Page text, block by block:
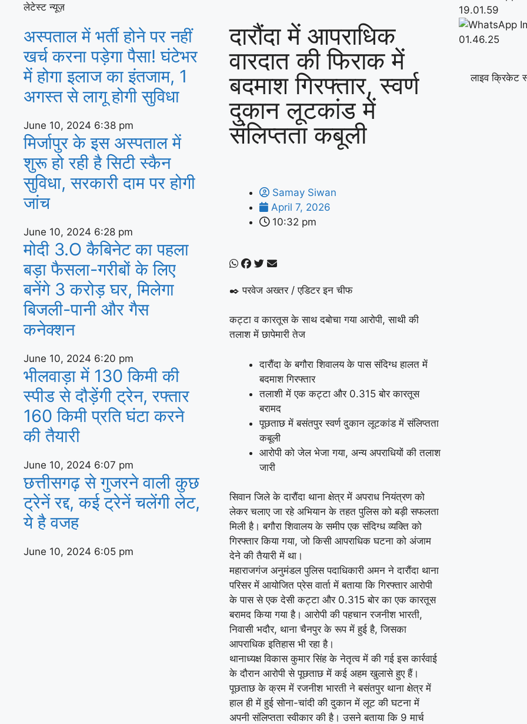
लेटेस्ट न्यूज़
अस्‍पताल में भर्ती होने पर नहीं
खर्च करना पड़ेगा पैसा! घंटेभर
में होगा इलाज का इंतजाम, 1
अगस्‍त से लागू होगी सुविधा
June 10, 2024 6:38 pm
मिर्जापुर के इस अस्पताल में
शुरू हो रही है सिटी स्कैन
सुविधा, सरकारी दाम पर होगी
जांच
June 10, 2024 6:28 pm
मोदी 3.O कैबिनेट का पहला
बड़ा फैसला-गरीबों के ल‍िए
बनेंगे 3 करोड़ घर, म‍िलेगा
बिजली-पानी और गैस
कनेक्‍शन
June 10, 2024 6:20 pm
भीलवाड़ा में 130 किमी की
स्पीड से दौड़ेंगी ट्रेन, रफ्तार
160 किमी प्रति घंटा करने
की तैयारी
June 10, 2024 6:07 pm
छत्तीसगढ़ से गुजरने वाली कुछ
ट्रेनें रद्द, कई ट्रेनें चलेंगी लेट,
ये है वजह
June 10, 2024 6:05 pm
दारौंदा में आपराधिक
वारदात की फिराक में
बदमाश गिरफ्तार, स्वर्ण
दुकान लूटकांड में
संलिप्तता कबूली
Samay Siwan
April 7, 2026
10:32 pm
✒️ परवेज अख्तर / एडिटर इन चीफ
कट्टा व कारतूस के साथ दबोचा गया आरोपी, साथी की
तलाश में छापेमारी तेज
दारौंदा के बगौरा शिवालय के पास संदिग्ध हालत में
बदमाश गिरफ्तार
तलाशी में एक कट्टा और 0.315 बोर कारतूस
बरामद
पूछताछ में बसंतपुर स्वर्ण दुकान लूटकांड में संलिप्तता
कबूली
आरोपी को जेल भेजा गया, अन्य अपराधियों की तलाश
जारी
सिवान जिले के दारौंदा थाना क्षेत्र में अपराध नियंत्रण को
लेकर चलाए जा रहे अभियान के तहत पुलिस को बड़ी सफलता
मिली है। बगौरा शिवालय के समीप एक संदिग्ध व्यक्ति को
गिरफ्तार किया गया, जो किसी आपराधिक घटना को अंजाम
देने की तैयारी में था।
महाराजगंज अनुमंडल पुलिस पदाधिकारी अमन ने दारौंदा थाना
परिसर में आयोजित प्रेस वार्ता में बताया कि गिरफ्तार आरोपी
के पास से एक देसी कट्टा और 0.315 बोर का एक कारतूस
बरामद किया गया है। आरोपी की पहचान रजनीश भारती,
निवासी भदौर, थाना चैनपुर के रूप में हुई है, जिसका
आपराधिक इतिहास भी रहा है।
थानाध्यक्ष विकास कुमार सिंह के नेतृत्व में की गई इस कार्रवाई
के दौरान आरोपी से पूछताछ में कई अहम खुलासे हुए हैं।
पूछताछ के क्रम में रजनीश भारती ने बसंतपुर थाना क्षेत्र में
हाल ही में हुई सोना-चांदी की दुकान में लूट की घटना में
अपनी संलिप्तता स्वीकार की है। उसने बताया कि 9 मार्च
लाइव क्रिकेट